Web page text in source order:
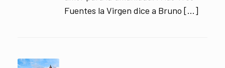
Fuentes la Virgen dice a Bruno […]